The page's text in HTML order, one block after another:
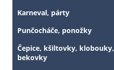
Karneval, párty
Punčocháče, ponožky
Čepice, kšiltovky, klobouky,
bekovky